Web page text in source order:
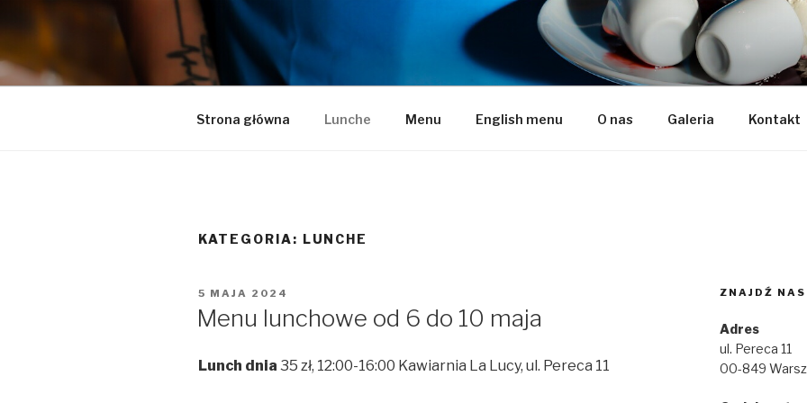
Przeskocz
do
treści
LA LUCY
Zapraszamy na pyszną kawę i naleśniki
Strona główna Lunche Menu English menu O nas Galeria Kontakt
KATEGORIA: LUNCHE
OPUBLIKOWANE
5 MAJA 2024
Menu lunchowe od 6 do 10 maja
Lunch dnia 35 zł, 12:00-16:00 Kawiarnia La Lucy, ul. Pereca 11
ZNAJDŹ NAS
Adres
ul. Pereca 11
00-849